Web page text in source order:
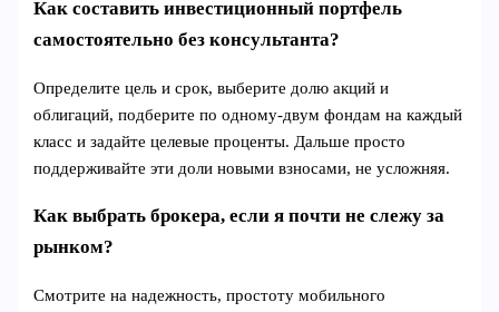
Как составить инвестиционный портфель
самостоятельно без консультанта?
Определите цель и срок, выберите долю акций и
облигаций, подберите по одному-двум фондам на каждый
класс и задайте целевые проценты. Дальше просто
поддерживайте эти доли новыми взносами, не усложняя.
Как выбрать брокера, если я почти не слежу за
рынком?
Смотрите на надежность, простоту мобильного